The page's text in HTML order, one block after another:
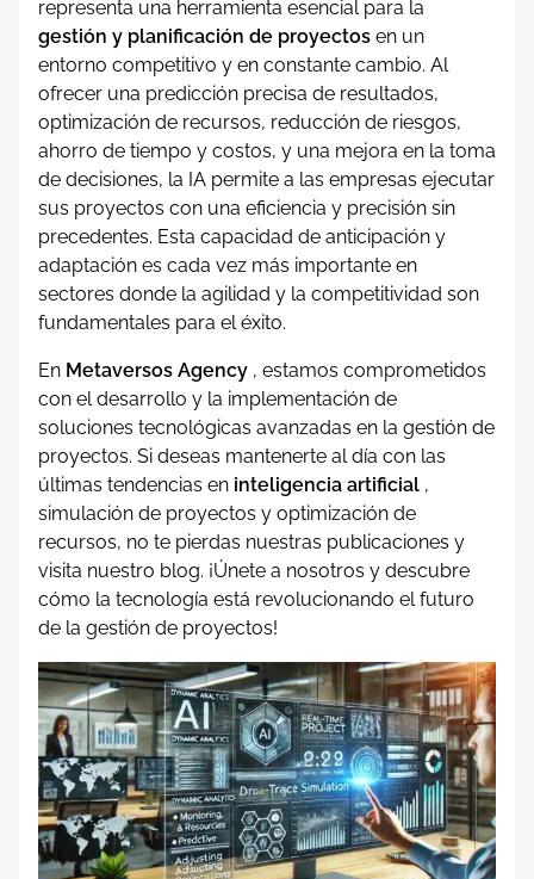
representa una herramienta esencial para la
gestión y planificación de proyectos en un
entorno competitivo y en constante cambio. Al
ofrecer una predicción precisa de resultados,
optimización de recursos, reducción de riesgos,
ahorro de tiempo y costos, y una mejora en la toma
de decisiones, la IA permite a las empresas ejecutar
sus proyectos con una eficiencia y precisión sin
precedentes. Esta capacidad de anticipación y
adaptación es cada vez más importante en
sectores donde la agilidad y la competitividad son
fundamentales para el éxito.
En Metaversos Agency , estamos comprometidos
con el desarrollo y la implementación de
soluciones tecnológicas avanzadas en la gestión de
proyectos. Si deseas mantenerte al día con las
últimas tendencias en inteligencia artificial ,
simulación de proyectos y optimización de
recursos, no te pierdas nuestras publicaciones y
visita nuestro blog. ¡Únete a nosotros y descubre
cómo la tecnología está revolucionando el futuro
de la gestión de proyectos!